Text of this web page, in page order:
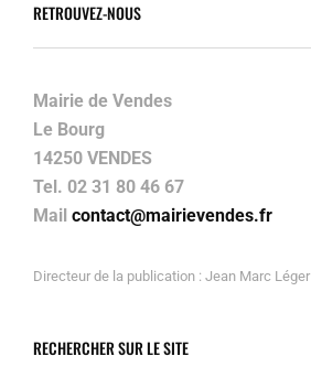
RETROUVEZ-NOUS
Mairie de Vendes
Le Bourg
14250 VENDES
Tel. 02 31 80 46 67
Mail contact@mairievendes.fr
Directeur de la publication : Jean Marc Léger
RECHERCHER SUR LE SITE